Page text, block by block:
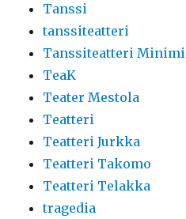
Tanssi
tanssiteatteri
Tanssiteatteri Minimi
TeaK
Teater Mestola
Teatteri
Teatteri Jurkka
Teatteri Takomo
Teatteri Telakka
tragedia